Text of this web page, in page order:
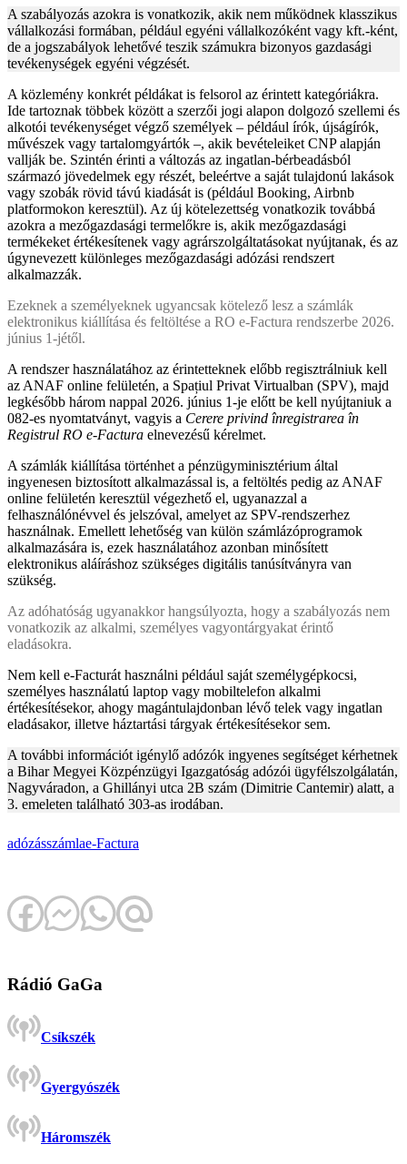
A szabályozás azokra is vonatkozik, akik nem működnek klasszikus
vállalkozási formában, például egyéni vállalkozóként vagy kft.-ként,
de a jogszabályok lehetővé teszik számukra bizonyos gazdasági
tevékenységek egyéni végzését.
A közlemény konkrét példákat is felsorol az érintett kategóriákra.
Ide tartoznak többek között a szerzői jogi alapon dolgozó szellemi és
alkotói tevékenységet végző személyek – például írók, újságírók,
művészek vagy tartalomgyártók –, akik bevételeiket CNP alapján
vallják be. Szintén érinti a változás az ingatlan-bérbeadásból
származó jövedelmek egy részét, beleértve a saját tulajdonú lakások
vagy szobák rövid távú kiadását is (például Booking, Airbnb
platformokon keresztül). Az új kötelezettség vonatkozik továbbá
azokra a mezőgazdasági termelőkre is, akik mezőgazdasági
termékeket értékesítenek vagy agrárszolgáltatásokat nyújtanak, és az
úgynevezett különleges mezőgazdasági adózási rendszert
alkalmazzák.
Ezeknek a személyeknek ugyancsak kötelező lesz a számlák
elektronikus kiállítása és feltöltése a RO e-Factura rendszerbe 2026.
június 1-jétől.
A rendszer használatához az érintetteknek előbb regisztrálniuk kell
az ANAF online felületén, a Spațiul Privat Virtualban (SPV), majd
legkésőbb három nappal 2026. június 1-je előtt be kell nyújtaniuk a
082-es nyomtatványt, vagyis a Cerere privind înregistrarea în
Registrul RO e-Factura elnevezésű kérelmet.
A számlák kiállítása történhet a pénzügyminisztérium által
ingyenesen biztosított alkalmazással is, a feltöltés pedig az ANAF
online felületén keresztül végezhető el, ugyanazzal a
felhasználónévvel és jelszóval, amelyet az SPV-rendszerhez
használnak. Emellett lehetőség van külön számlázóprogramok
alkalmazására is, ezek használatához azonban minősített
elektronikus aláíráshoz szükséges digitális tanúsítványra van
szükség.
Az adóhatóság ugyanakkor hangsúlyozta, hogy a szabályozás nem
vonatkozik az alkalmi, személyes vagyontárgyakat érintő
eladásokra.
Nem kell e-Facturát használni például saját személygépkocsi,
személyes használatú laptop vagy mobiltelefon alkalmi
értékesítésekor, ahogy magántulajdonban lévő telek vagy ingatlan
eladásakor, illetve háztartási tárgyak értékesítésekor sem.
A további információt igénylő adózók ingyenes segítséget kérhetnek
a Bihar Megyei Közpénzügyi Igazgatóság adózói ügyfélszolgálatán,
Nagyváradon, a Ghillányi utca 2B szám (Dimitrie Cantemir) alatt, a
3. emeleten található 303-as irodában.
adózásszámlae-Factura
Rádió GaGa
Csíkszék
Gyergyószék
Háromszék